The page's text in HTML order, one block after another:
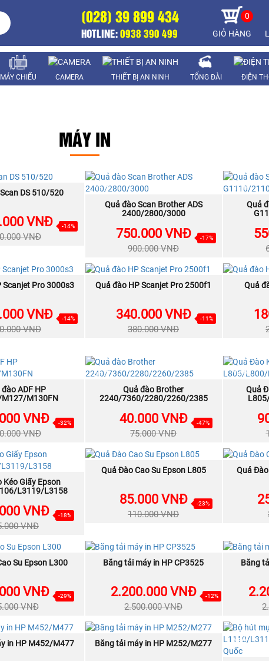
(028) 39 899 434
HOTLINE:0938 390 499
0
GIỎ HÀNG
MÁY CHIẾU CAMERA THIẾT BỊ AN NINH TỔNG ĐÀI ĐIỆN
MÁY IN
NGAY
DS 510/520
VNĐ
VNĐ
-14%
NEW
MUA NGAY
Quả đào Scan Brother ADS
2400/2800/3000
750.000 VNĐ
900.000 VNĐ
-17%
NEW
Quả
NGAY
Scanjet Pro 3000s3
VNĐ
VNĐ
-14%
NEW
MUA NGAY
Quả đào HP Scanjet Pro 2500f1
340.000 VNĐ
380.000 VNĐ
-11%
NEW
Quả
NGAY
đào ADF HP
M130FN
VNĐ
VNĐ
-32%
NEW
MUA NGAY
Quả đào Brother
2240/7360/2280/2260/2385
40.000 VNĐ
75.000 VNĐ
-47%
NEW
Quả
NGAY
Kéo Giấy Epson
L3119/L3158
VNĐ
VNĐ
-18%
NEW
MUA NGAY
Quả Đào Cao Su Epson L805
85.000 VNĐ
110.000 VNĐ
-23%
NEW
Quả
NGAY
Su Epson L300
VNĐ
VNĐ
-29%
NEW
MUA NGAY
Băng tải máy in HP CP3525
2.200.000 VNĐ
2.500.000 VNĐ
-12%
NEW
Băng
NGAY
in HP M452/M477
NEW
MUA NGAY
Băng tải máy in HP M252/M277
NEW